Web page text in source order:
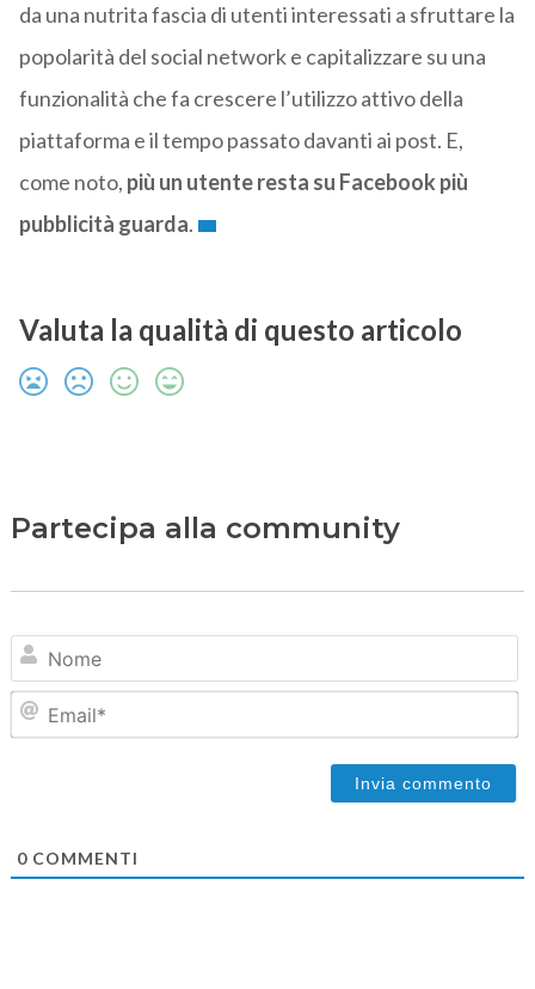
da una nutrita fascia di utenti interessati a sfruttare la
popolarità del social network e capitalizzare su una
funzionalità che fa crescere l’utilizzo attivo della
piattaforma e il tempo passato davanti ai post. E,
come noto, più un utente resta su Facebook più
pubblicità guarda.
Valuta la qualità di questo articolo
Partecipa alla community
0COMMENTI